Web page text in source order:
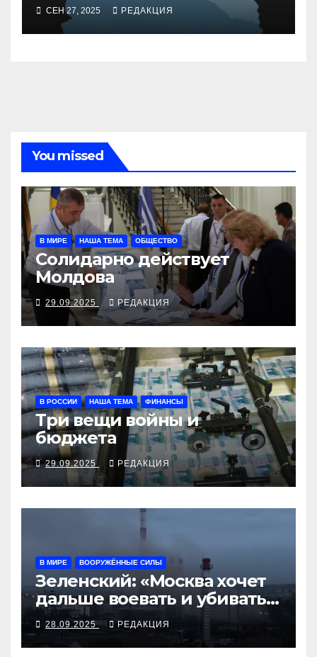
СЕН 27, 2025 РЕДАКЦИЯ
You missed
В МИРЕ НАША ТЕМА ОБЩЕСТВО
Солидарно действует
Молдова
29.09.2025 РЕДАКЦИЯ
В РОССИИ НАША ТЕМА ФИНАНСЫ
Три вещи войны и
бюджета
29.09.2025 РЕДАКЦИЯ
В МИРЕ ВООРУЖЁННЫЕ СИЛЫ
Зеленский: «Москва хочет
дальше воевать и убивать.
Время для твёрдой
реакции»
28.09.2025 РЕДАКЦИЯ